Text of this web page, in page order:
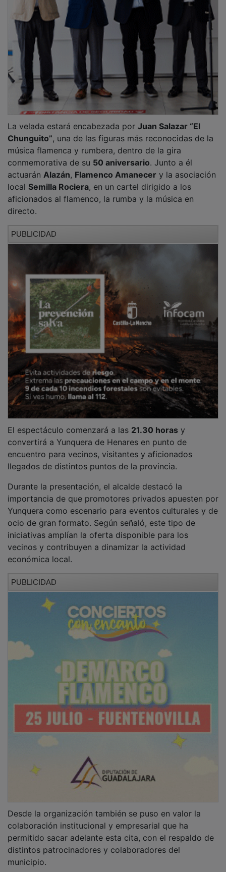
La velada estará encabezada por Juan Salazar “El
Chunguito”, una de las figuras más reconocidas de la
música flamenca y rumbera, dentro de la gira
conmemorativa de su 50 aniversario. Junto a él
actuarán Alazán, Flamenco Amanecer y la asociación
local Semilla Rociera, en un cartel dirigido a los
aficionados al flamenco, la rumba y la música en
directo.
PUBLICIDAD
El espectáculo comenzará a las 21.30 horas y
convertirá a Yunquera de Henares en punto de
encuentro para vecinos, visitantes y aficionados
llegados de distintos puntos de la provincia.
Durante la presentación, el alcalde destacó la
importancia de que promotores privados apuesten por
Yunquera como escenario para eventos culturales y de
ocio de gran formato. Según señaló, este tipo de
iniciativas amplían la oferta disponible para los
vecinos y contribuyen a dinamizar la actividad
económica local.
PUBLICIDAD
Desde la organización también se puso en valor la
colaboración institucional y empresarial que ha
permitido sacar adelante esta cita, con el respaldo de
distintos patrocinadores y colaboradores del
municipio.